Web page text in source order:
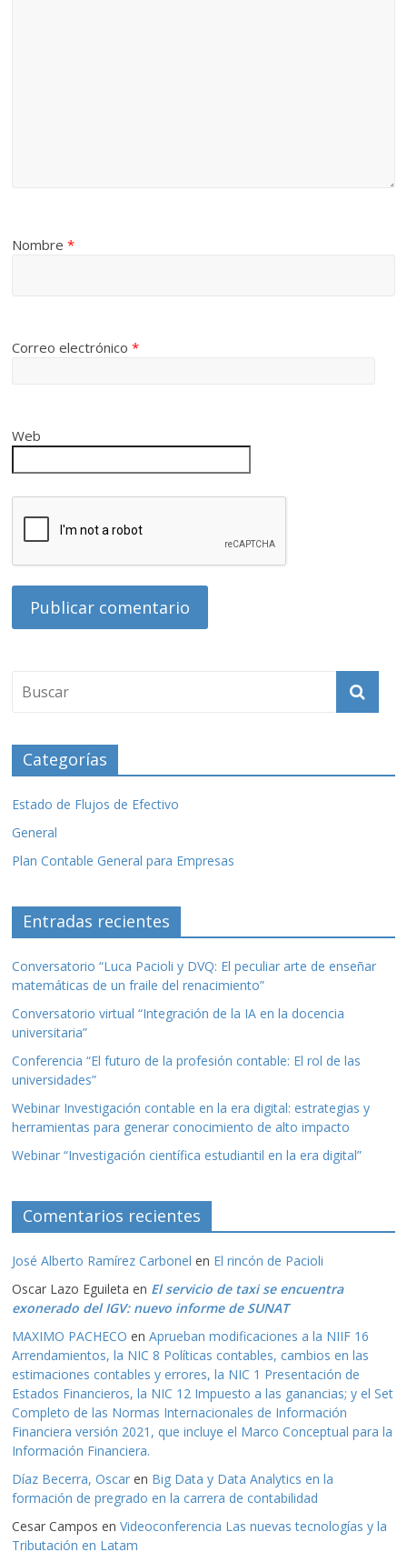
Nombre*
Correo electrónico*
Web
Categorías
Estado de Flujos de Efectivo
General
Plan Contable General para Empresas
Entradas recientes
Conversatorio “Luca Pacioli y DVQ: El peculiar arte de enseñar
matemáticas de un fraile del renacimiento”
Conversatorio virtual “Integración de la IA en la docencia
universitaria”
Conferencia “El futuro de la profesión contable: El rol de las
universidades”
Webinar Investigación contable en la era digital: estrategias y
herramientas para generar conocimiento de alto impacto
Webinar “Investigación científica estudiantil en la era digital”
Comentarios recientes
José Alberto Ramírez Carbonel en El rincón de Pacioli
Oscar Lazo Eguileta en El servicio de taxi se encuentra
exonerado del IGV: nuevo informe de SUNAT
MAXIMO PACHECO enAprueban modificaciones a la NIIF 16
Arrendamientos, la NIC 8 Políticas contables, cambios en las
estimaciones contables y errores, la NIC 1 Presentación de
Estados Financieros, la NIC 12 Impuesto a las ganancias; y el Set
Completo de las Normas Internacionales de Información
Financiera versión 2021, que incluye el Marco Conceptual para la
Información Financiera.
Díaz Becerra, Oscar en Big Data y Data Analytics en la
formación de pregrado en la carrera de contabilidad
Cesar Campos enVideoconferencia Las nuevas tecnologías y la
Tributación en Latam